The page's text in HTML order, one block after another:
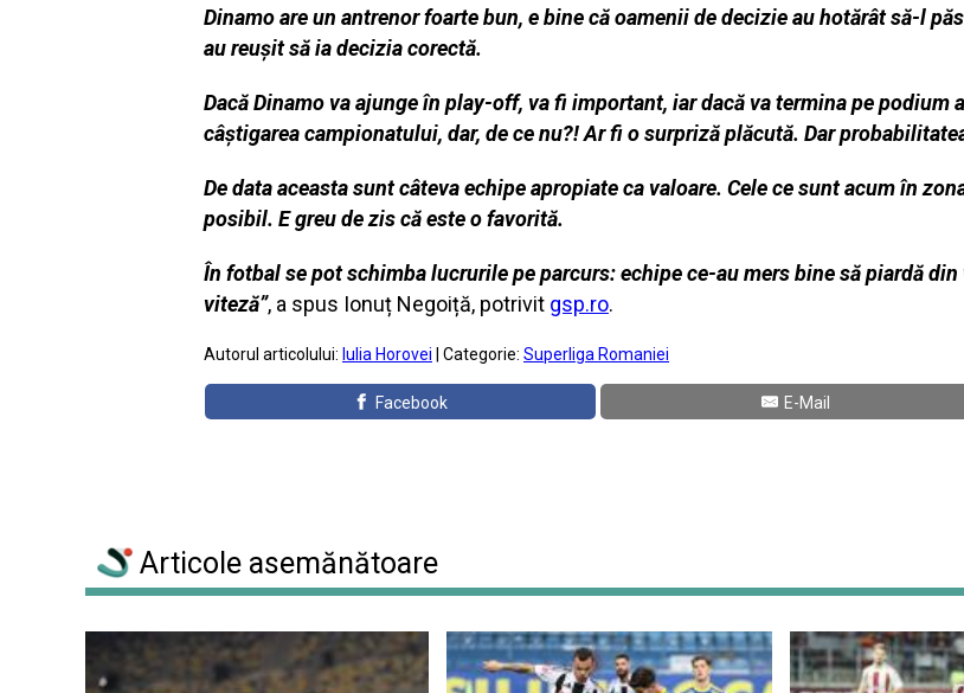
Dinamo are un antrenor foarte bun, e bine că oamenii de decizie au hotărât să-l
au reușit să ia decizia corectă.
Dacă Dinamo va ajunge în play-off, va fi important, iar dacă va termina pe podium
câștigarea campionatului, dar, de ce nu?! Ar fi o surpriză plăcută. Dar
De data aceasta sunt câteva echipe apropiate ca valoare. Cele ce sunt acum în
posibil. E greu de zis că este o favorită.
În fotbal se pot schimba lucrurile pe parcurs: echipe ce-au mers bine să piardă
viteză”, a spus Ionuț Negoiță, potrivit gsp.ro.
Autorul articolului: Iulia Horovei | Categorie: Superliga Romaniei
Facebook E-Mail
Articole asemănătoare